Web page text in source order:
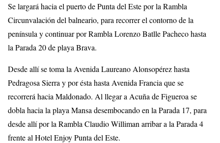
Se largará hacia el puerto de Punta del Este por la Rambla
Circunvalación del balneario, para recorrer el contorno de la
península y continuar por Rambla Lorenzo Batlle Pacheco hasta
la Parada 20 de playa Brava.
Desde allí se toma la Avenida Laureano Alonsopérez hasta
Pedragosa Sierra y por ésta hasta Avenida Francia que se
recorrerá hacia Maldonado. Al llegar a Acuña de Figueroa se
dobla hacia la playa Mansa desembocando en la Parada 17, para
desde allí por la Rambla Claudio Williman arribar a la Parada 4
frente al Hotel Enjoy Punta del Este.